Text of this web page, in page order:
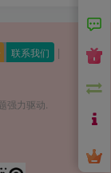
联系我们 |
强力驱动.